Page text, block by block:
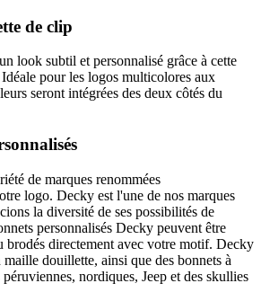
de clip
look subtil et personnalisé grâce à cette
pour les logos multicolores aux
seront intégrées des deux côtés du
de marques renommées
logo. Decky est l'une de nos marques
la diversité de ses possibilités de
personnalisés Decky peuvent être
brodés directement avec votre motif. Decky
maille douillette, ainsi que des bonnets à
nordiques, Jeep et des skullies